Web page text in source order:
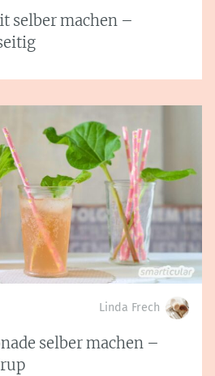
selber machen –
Linda Frech
selber machen –